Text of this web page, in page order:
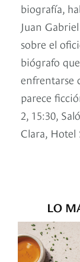
biografía,
Juan
sobre el
biógrafo
enfrentarse
parece
2, 15:30,
Clara, Hotel
LO